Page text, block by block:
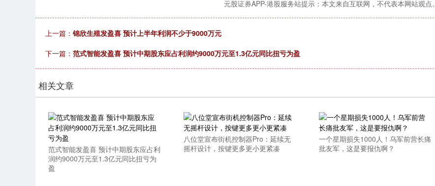
元股证券APP-港股服务站提示：本文来自互联网，不代表本网站观点。
上一篇： 锦欣生殖发盈喜 预计上半年利润不少于9000万元
下一篇： 范式智能发盈喜 预计中期股东应占利润约9000万元至1.3亿元同比扭亏为盈
相关文章
范式智能发盈喜 预计中期股东应占利
润约9000万元至1.3亿元同比扭亏为
盈
八位堂宣布街机控制器Pro：延续无
摇杆设计，按键更多更小更紧凑
一个星期损失1000人！乌军前营长痛
批友军，这是要报仇啊？